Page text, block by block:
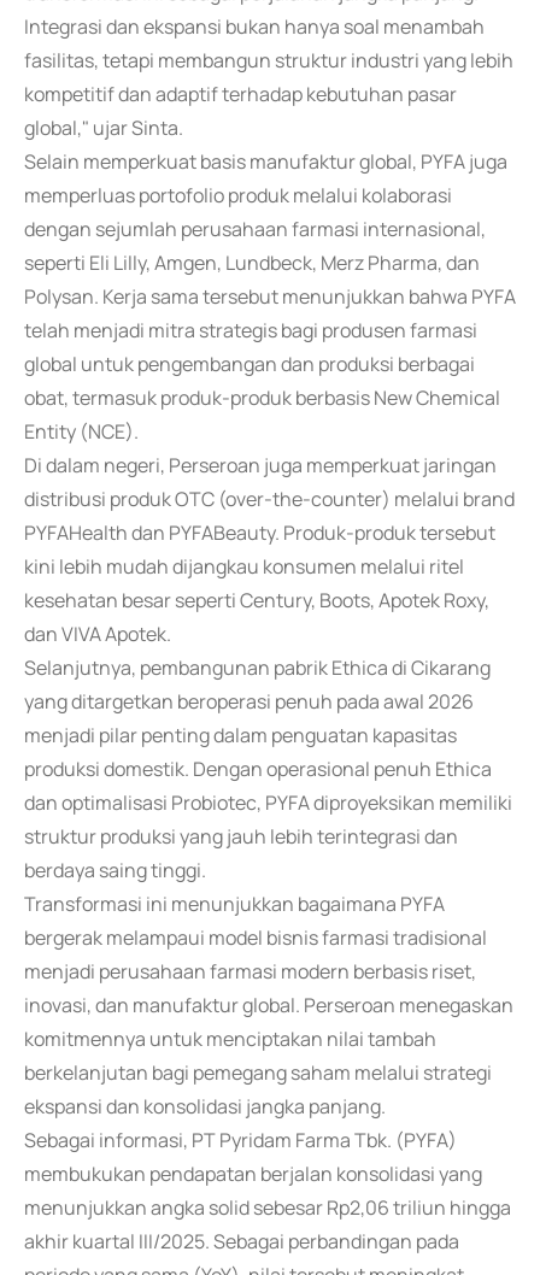
Integrasi dan ekspansi bukan hanya soal menambah
fasilitas, tetapi membangun struktur industri yang lebih
kompetitif dan adaptif terhadap kebutuhan pasar
global," ujar Sinta.
Selain memperkuat basis manufaktur global, PYFA juga
memperluas portofolio produk melalui kolaborasi
dengan sejumlah perusahaan farmasi internasional,
seperti Eli Lilly, Amgen, Lundbeck, Merz Pharma, dan
Polysan. Kerja sama tersebut menunjukkan bahwa PYFA
telah menjadi mitra strategis bagi produsen farmasi
global untuk pengembangan dan produksi berbagai
obat, termasuk produk-produk berbasis New Chemical
Entity (NCE).
Di dalam negeri, Perseroan juga memperkuat jaringan
distribusi produk OTC (over-the-counter) melalui brand
PYFAHealth dan PYFABeauty. Produk-produk tersebut
kini lebih mudah dijangkau konsumen melalui ritel
kesehatan besar seperti Century, Boots, Apotek Roxy,
dan VIVA Apotek.
Selanjutnya, pembangunan pabrik Ethica di Cikarang
yang ditargetkan beroperasi penuh pada awal 2026
menjadi pilar penting dalam penguatan kapasitas
produksi domestik. Dengan operasional penuh Ethica
dan optimalisasi Probiotec, PYFA diproyeksikan memiliki
struktur produksi yang jauh lebih terintegrasi dan
berdaya saing tinggi.
Transformasi ini menunjukkan bagaimana PYFA
bergerak melampaui model bisnis farmasi tradisional
menjadi perusahaan farmasi modern berbasis riset,
inovasi, dan manufaktur global. Perseroan menegaskan
komitmennya untuk menciptakan nilai tambah
berkelanjutan bagi pemegang saham melalui strategi
ekspansi dan konsolidasi jangka panjang.
Sebagai informasi, PT Pyridam Farma Tbk. (PYFA)
membukukan pendapatan berjalan konsolidasi yang
menunjukkan angka solid sebesar Rp2,06 triliun hingga
akhir kuartal III/2025. Sebagai perbandingan pada